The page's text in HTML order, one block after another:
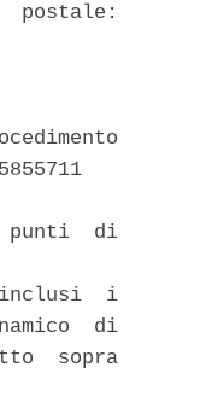
postale:
punti  di
i
di
sopra